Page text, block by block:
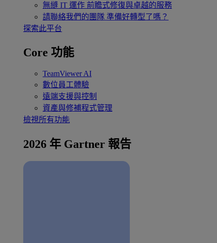
無縫 IT 運作 前瞻式修復與卓越的服務
請聯絡我們的團隊 準備好轉型了嗎？
探索此平台
Core 功能
TeamViewer AI
數位員工體驗
遠端支援與控制
資產與修補程式管理
檢視所有功能
2026 年 Gartner 報告